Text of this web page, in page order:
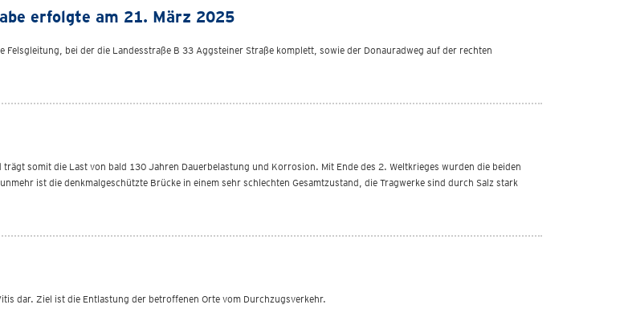
erfolgte am 21. März 2025
bei der die Landesstraße B 33 Aggsteiner Straße komplett, sowie der Donauradweg auf der rechten
somit die Last von bald 130 Jahren Dauerbelastung und Korrosion. Mit Ende des 2. Weltkrieges wurden die beiden
ist die denkmalgeschützte Brücke in einem sehr schlechten Gesamtzustand, die Tragwerke sind durch Salz stark
dar. Ziel ist die Entlastung der betroffenen Orte vom Durchzugsverkehr.